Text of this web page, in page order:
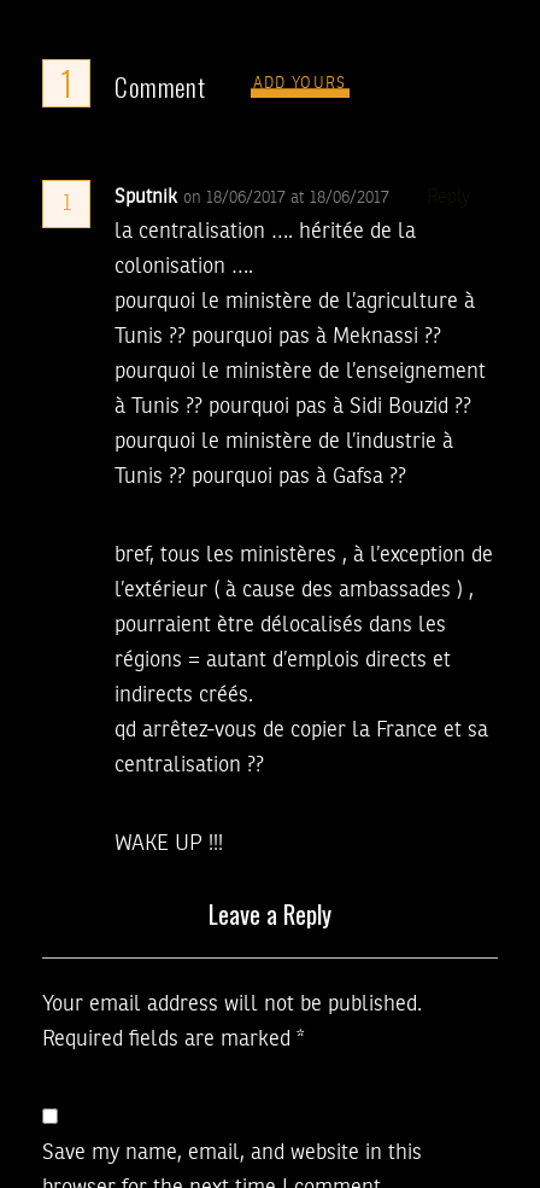
1 Comment ADD YOURS
1 Sputnik on 18/06/2017 at 18/06/2017
la centralisation …. héritée de la
colonisation ….
pourquoi le ministère de l’agriculture à
Tunis ?? pourquoi pas à Meknassi ??
pourquoi le ministère de l’enseignement
à Tunis ?? pourquoi pas à Sidi Bouzid ??
pourquoi le ministère de l’industrie à
Tunis ?? pourquoi pas à Gafsa ??
bref, tous les ministères , à l’exception de
l’extérieur ( à cause des ambassades ) ,
pourraient ètre délocalisés dans les
régions = autant d’emplois directs et
indirects créés.
qd arrêtez-vous de copier la France et sa
centralisation ??
WAKE UP !!!
Leave a Reply
Your email address will not be published.
Required fields are marked *
Save my name, email, and website in this